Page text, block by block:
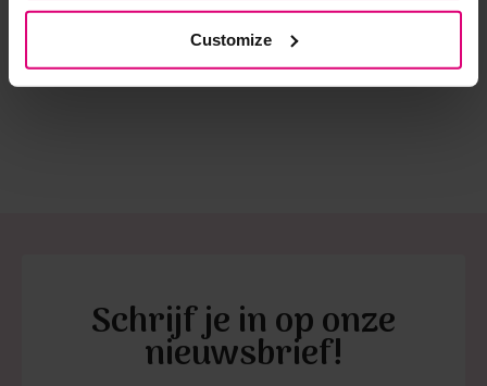
Customize
Crochet polo
€ 109.95
Polo bloem
€ 79,99
€
Schrijf je in op onze
nieuwsbrief!